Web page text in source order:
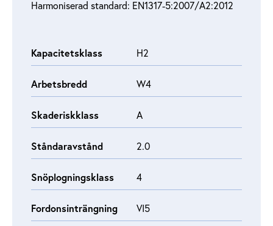
Harmoniserad standard: EN1317‑5:2007/A2:2012
Kapacitetsklass H2
Arbetsbredd W4
Skaderiskklass A
Ståndaravstånd 2.0
Snöplogningsklass 4
Fordonsinträngning VI5